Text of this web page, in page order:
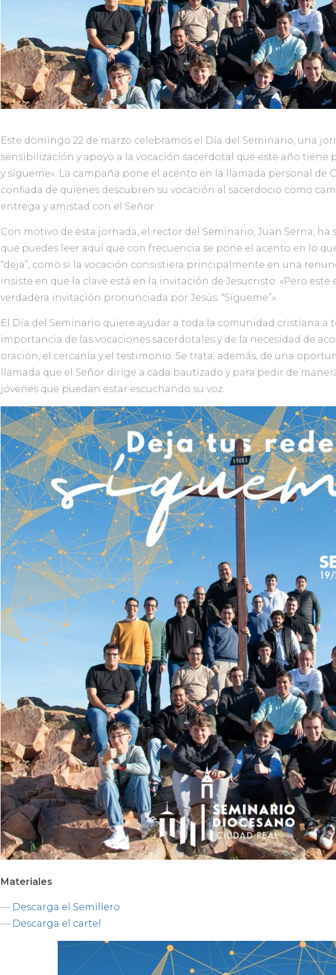
Este domingo 22 de marzo celebramos el Día del Seminario, una
sensibilización y apoyo a la vocación sacerdotal que este año tiene
y sígueme». La campaña pone el acento en la llamada personal de
confiada de quienes descubren su vocación al sacerdocio como
entrega y amistad con el Señor.
Con motivo de esta jornada, el rector del Seminario, Juan Serna, ha
que puedes leer aquí que con frecuencia se pone el acento en lo
“deja”, como si la vocación consistiera principalmente en una
insiste en que la clave está en la invitación de Jesucristo: «Pero este
verdadera invitación pronunciada por Jesús: “Sígueme”».
El Día del Seminario quiere ayudar a toda la comunidad cristiana a
importancia de las vocaciones sacerdotales y de la necesidad de
oración, el cercanía y el testimonio. Se trata, además, de una
llamada que el Señor dirige a cada bautizado y para pedir de
jóvenes que puedan estar escuchando su voz.
Materiales
— Descarga el Semillero
— Descarga el cartel